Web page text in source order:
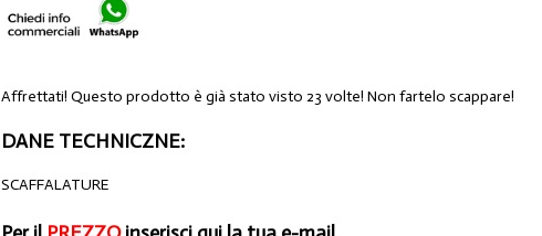
Affrettati! Questo prodotto è già stato visto 23 volte! Non fartelo scappare!
DANE TECHNICZNE:
SCAFFALATURE